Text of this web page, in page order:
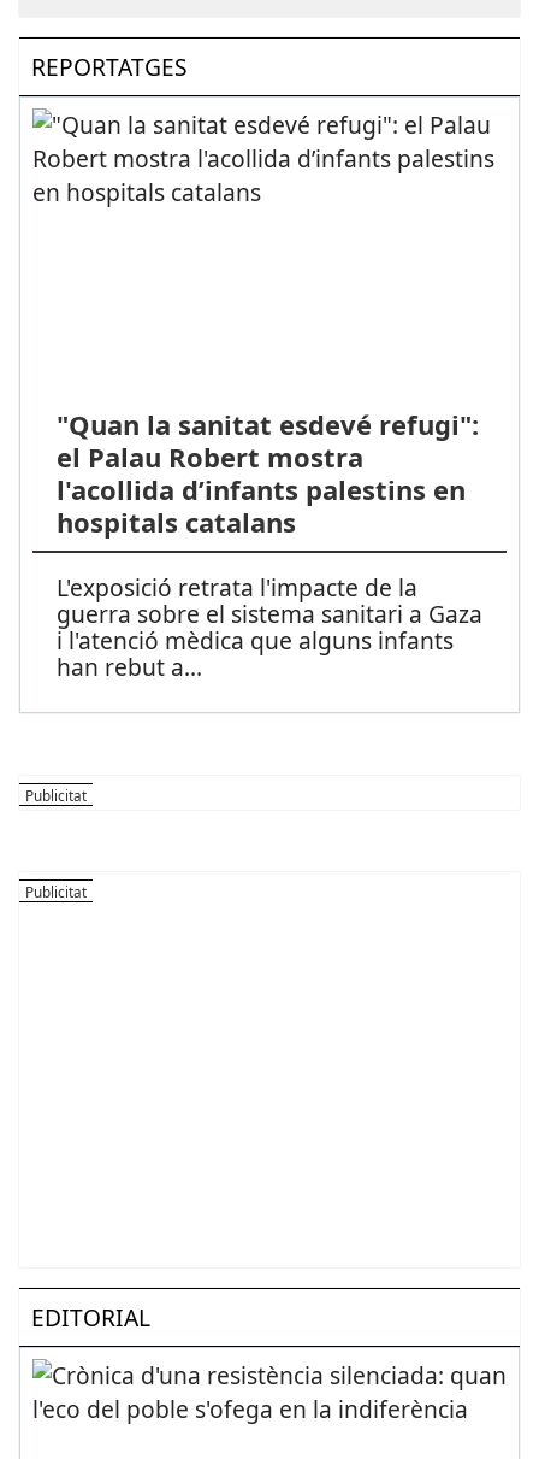
REPORTATGES
"Quan la sanitat esdevé refugi":
el Palau Robert mostra
l'acollida d’infants palestins en
hospitals catalans
L'exposició retrata l'impacte de la
guerra sobre el sistema sanitari a Gaza
i l'atenció mèdica que alguns infants
han rebut a...
EDITORIAL